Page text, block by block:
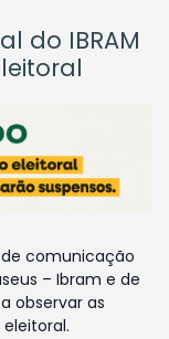
do IBRAM
de comunicação
– Ibram e de
observar as